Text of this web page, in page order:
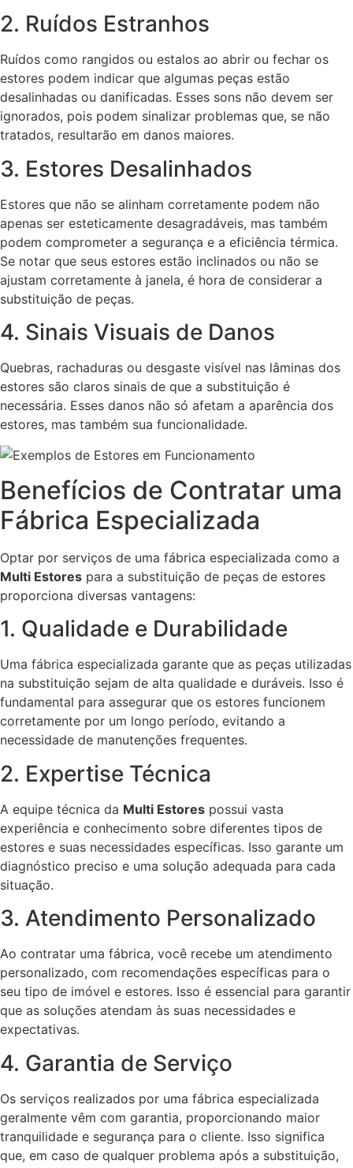
2. Ruídos Estranhos
Ruídos como rangidos ou estalos ao abrir ou fechar os
estores podem indicar que algumas peças estão
desalinhadas ou danificadas. Esses sons não devem ser
ignorados, pois podem sinalizar problemas que, se não
tratados, resultarão em danos maiores.
3. Estores Desalinhados
Estores que não se alinham corretamente podem não
apenas ser esteticamente desagradáveis, mas também
podem comprometer a segurança e a eficiência térmica.
Se notar que seus estores estão inclinados ou não se
ajustam corretamente à janela, é hora de considerar a
substituição de peças.
4. Sinais Visuais de Danos
Quebras, rachaduras ou desgaste visível nas lâminas dos
estores são claros sinais de que a substituição é
necessária. Esses danos não só afetam a aparência dos
estores, mas também sua funcionalidade.
Benefícios de Contratar uma
Fábrica Especializada
Optar por serviços de uma fábrica especializada como a
Multi Estores para a substituição de peças de estores
proporciona diversas vantagens:
1. Qualidade e Durabilidade
Uma fábrica especializada garante que as peças utilizadas
na substituição sejam de alta qualidade e duráveis. Isso é
fundamental para assegurar que os estores funcionem
corretamente por um longo período, evitando a
necessidade de manutenções frequentes.
2. Expertise Técnica
A equipe técnica da Multi Estores possui vasta
experiência e conhecimento sobre diferentes tipos de
estores e suas necessidades específicas. Isso garante um
diagnóstico preciso e uma solução adequada para cada
situação.
3. Atendimento Personalizado
Ao contratar uma fábrica, você recebe um atendimento
personalizado, com recomendações específicas para o
seu tipo de imóvel e estores. Isso é essencial para garantir
que as soluções atendam às suas necessidades e
expectativas.
4. Garantia de Serviço
Os serviços realizados por uma fábrica especializada
geralmente vêm com garantia, proporcionando maior
tranquilidade e segurança para o cliente. Isso significa
que, em caso de qualquer problema após a substituição,